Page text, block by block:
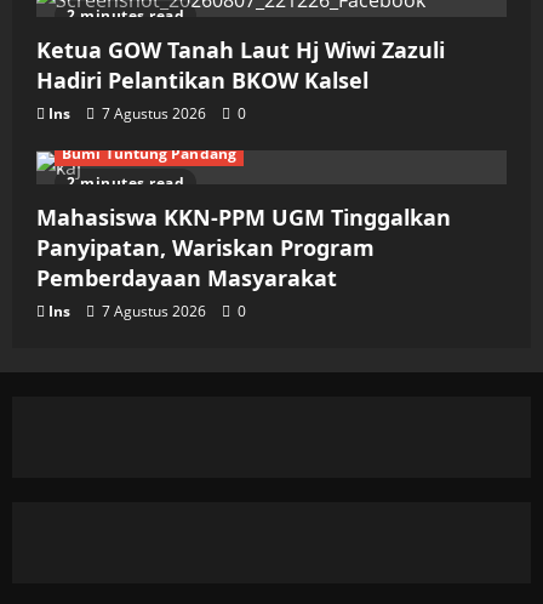
2 minutes read
Ketua GOW Tanah Laut Hj Wiwi Zazuli
Hadiri Pelantikan BKOW Kalsel
Ins 7 Agustus 2026 0
2 minutes read
Bumi Tuntung Pandang
Mahasiswa KKN-PPM UGM Tinggalkan
Panyipatan, Wariskan Program
Pemberdayaan Masyarakat
Ins 7 Agustus 2026 0